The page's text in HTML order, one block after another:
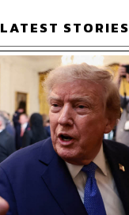
LATEST STORIES